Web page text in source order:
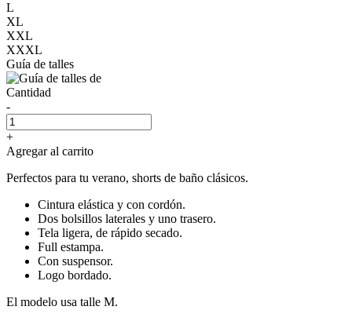
L
XL
XXL
XXXL
Guía de talles
Cantidad
-
+
Agregar al carrito
Perfectos para tu verano, shorts de baño clásicos.
Cintura elástica y con cordón.
Dos bolsillos laterales y uno trasero.
Tela ligera, de rápido secado.
Full estampa.
Con suspensor.
Logo bordado.
El modelo usa talle M.